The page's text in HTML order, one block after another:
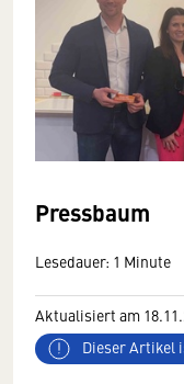
Pressbaum
Lesedauer: 1 Minute
Aktualisiert am
Dieser Artikel